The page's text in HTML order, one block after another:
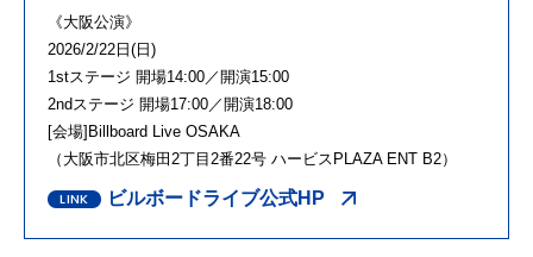
《大阪公演》
2026/2/22日(日)
1stステージ 開場14:00／開演15:00
2ndステージ 開場17:00／開演18:00
[会場]Billboard Live OSAKA
（大阪市北区梅田2丁目2番22号 ハービスPLAZA ENT B2）
ビルボードライブ公式HP